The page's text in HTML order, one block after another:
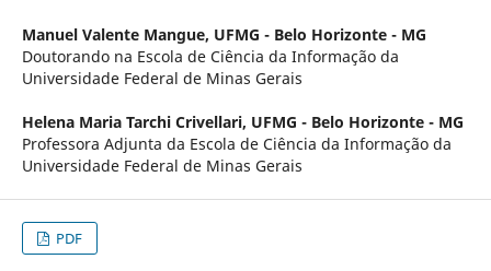
Manuel Valente Mangue, UFMG - Belo Horizonte - MG
Doutorando na Escola de Ciência da Informação da
Universidade Federal de Minas Gerais
Helena Maria Tarchi Crivellari, UFMG - Belo Horizonte - MG
Professora Adjunta da Escola de Ciência da Informação da
Universidade Federal de Minas Gerais
PDF